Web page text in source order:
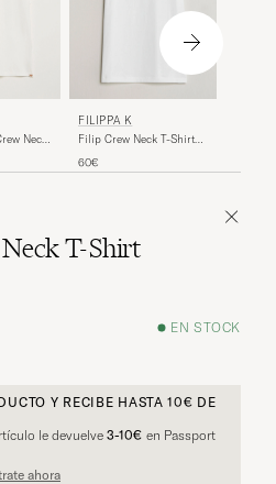
Neck
FILIPPA K
Filip Crew Neck T-Shirt
60€
T-Shirt
EN STOCK
Y RECIBE HASTA10€ DE
le devuelve 3-10€ en Passport
ahora